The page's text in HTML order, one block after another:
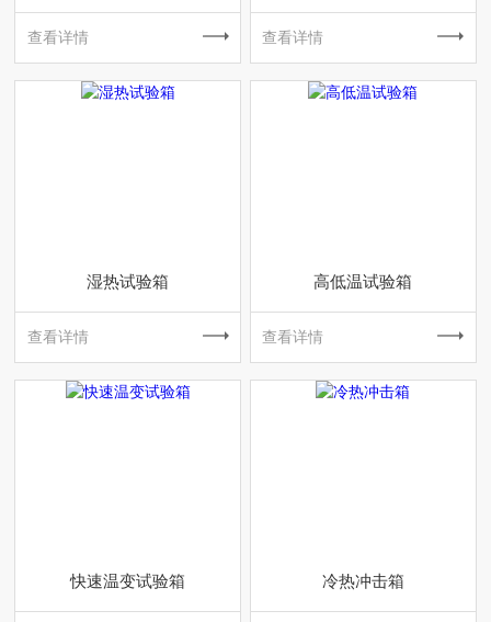
查看详情 查看详情
湿热试验箱
查看详情
高低温试验箱
查看详情
快速温变试验箱 冷热冲击箱